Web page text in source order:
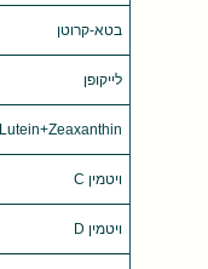
בטא-קרוטן
לייקופן
Lutein+Zeaxanthin
ויטמין C
ויטמין D